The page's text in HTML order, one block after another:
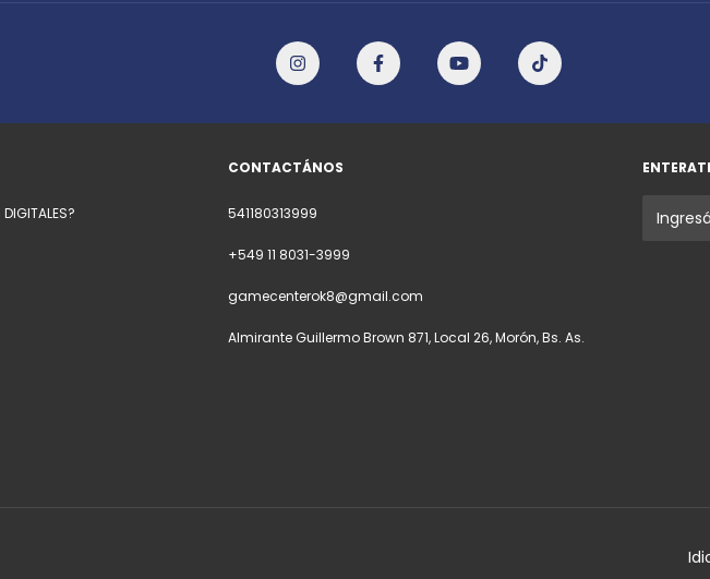
CONTACTÁNOS
541180313999
+549 11 8031-3999
gamecenterok8@gmail.com
Almirante Guillermo Brown 871, Local 26, Morón, Bs. As.